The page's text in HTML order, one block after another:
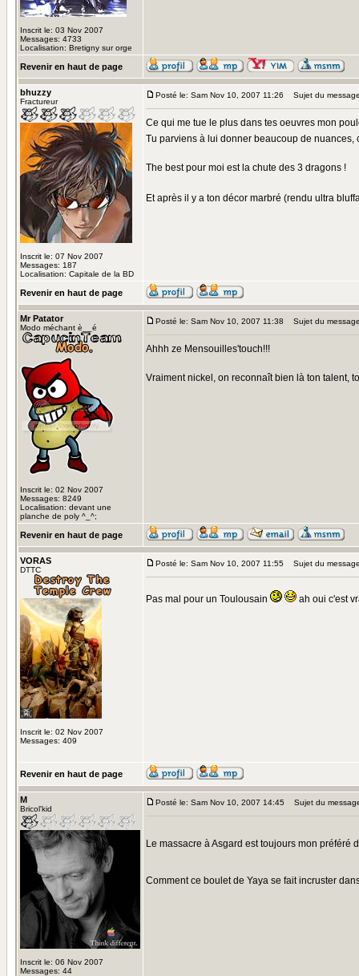
Inscrit le: 03 Nov 2007
Messages: 4733
Localisation: Bretigny sur orge
Revenir en haut de page
bhuzzy
Fractureur
Inscrit le: 07 Nov 2007
Messages: 187
Localisation: Capitale de la BD
Posté le: Sam Nov 10, 2007 11:26 Sujet du
Ce qui me tue le plus dans tes oeuvres mon
Tu parviens à lui donner beaucoup de
The best pour moi est la chute des 3 dragons !
Et après il y a ton décor marbré (rendu ultra
Revenir en haut de page
Mr Patator
Modo méchant è__é
Inscrit le: 02 Nov 2007
Messages: 8249
Localisation: devant une
planche de poly ^_^;
Posté le: Sam Nov 10, 2007 11:38 Sujet du
Ahhh ze Mensouilles'touch!!!
Vraiment nickel, on reconnaît bien là ton talent,
Revenir en haut de page
VORAS
DTTC
Inscrit le: 02 Nov 2007
Messages: 409
Posté le: Sam Nov 10, 2007 11:55 Sujet du
Pas mal pour un Toulousain ah oui c'est
Revenir en haut de page
M
Bricol'kid
Inscrit le: 06 Nov 2007
Messages: 44
Posté le: Sam Nov 10, 2007 14:45 Sujet du
Le massacre à Asgard est toujours mon
Comment ce boulet de Yaya se fait incruster